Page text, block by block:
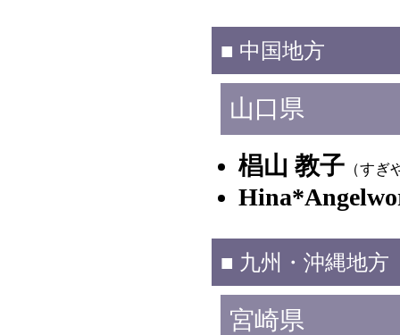
■ 中国地方
山口県
椙山 教子 （す
■ 九州・沖縄地方
宮崎県